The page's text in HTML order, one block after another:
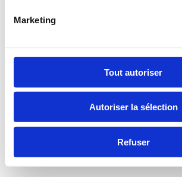
Marketing
Tout autoriser
Autoriser la sélection
Refuser